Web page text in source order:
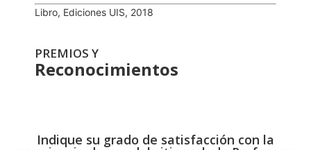
Libro, Ediciones UIS, 2018
PREMIOS Y
Reconocimientos
Indique su grado de satisfacción con la